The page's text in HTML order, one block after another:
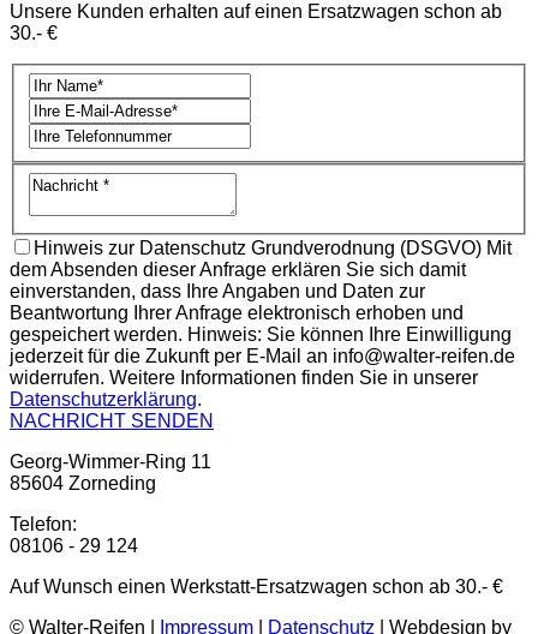
Unsere Kunden erhalten auf einen Ersatzwagen schon ab
30.- €
Hinweis zur Datenschutz Grundverodnung (DSGVO) Mit
dem Absenden dieser Anfrage erklären Sie sich damit
einverstanden, dass Ihre Angaben und Daten zur
Beantwortung Ihrer Anfrage elektronisch erhoben und
gespeichert werden. Hinweis: Sie können Ihre Einwilligung
jederzeit für die Zukunft per E-Mail an info@walter-reifen.de
widerrufen. Weitere Informationen finden Sie in unserer
Datenschutzerklärung.
NACHRICHT SENDEN
Georg-Wimmer-Ring 11
85604 Zorneding
Telefon:
08106 - 29 124
Auf Wunsch einen Werkstatt-Ersatzwagen schon ab 30.- €
© Walter-Reifen |
Impressum Datenschutz | Webdesign by